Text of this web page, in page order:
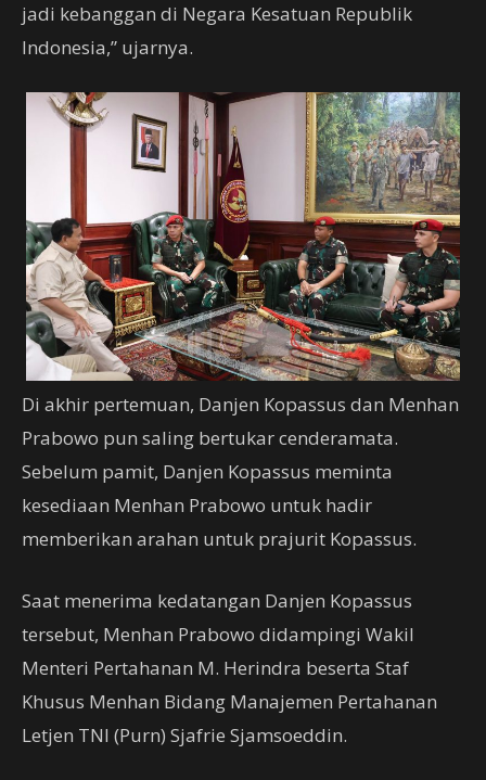
jadi kebanggan di Negara Kesatuan Republik
Indonesia,” ujarnya.
Di akhir pertemuan, Danjen Kopassus dan Menhan
Prabowo pun saling bertukar cenderamata.
Sebelum pamit, Danjen Kopassus meminta
kesediaan Menhan Prabowo untuk hadir
memberikan arahan untuk prajurit Kopassus.
Saat menerima kedatangan Danjen Kopassus
tersebut, Menhan Prabowo didampingi Wakil
Menteri Pertahanan M. Herindra beserta Staf
Khusus Menhan Bidang Manajemen Pertahanan
Letjen TNI (Purn) Sjafrie Sjamsoeddin.